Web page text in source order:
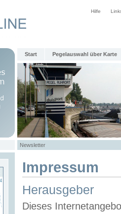
Hilfe
Start Pegelauswahl über Karte
Newsletter
Impressum
Herausgeber
Dieses